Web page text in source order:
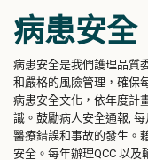
病患安全
病患安全是我們護理品質
和嚴格的風險管理，確保
病患安全文化，依年度計
識。鼓勵病人安全通報,
醫療錯誤和事故的發生。
安全。每年辦理QCC 以